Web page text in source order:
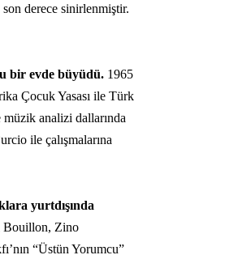
son derece sinirlenmiştir.
bir evde büyüdü. 1965
Çocuk Yasası ile Türk
analizi dallarında
ile çalışmalarına
yurtdışında
Bouillon, Zino
“Üstün Yorumcu”